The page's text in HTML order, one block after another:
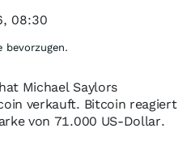
Michael Saylors
verkauft. Bitcoin reagiert
von 71.000 US-Dollar.
08:30
bevorzugen.